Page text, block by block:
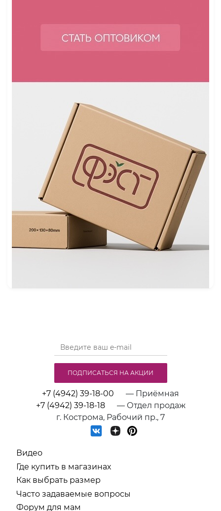
+7 (4942) 39-18-00
— Приёмная
+7 (4942) 39-18-18
— Отдел продаж
г. Кострома, Рабочий пр., 7
Видео
Где купить в магазинах
Как выбрать размер
Часто задаваемые вопросы
Форум для мам
ПОДПИСАТЬСЯ НА АКЦИИ